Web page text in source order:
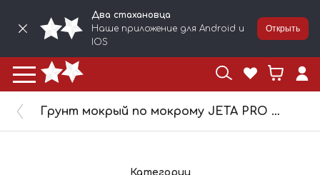
Два стахановца
Наше приложение для Android и
IOS
Открыть
Грунт мокрый по мокрому JETA PRO 2К 3+1 черный 0,75л+отв 0,25л 5551
Категории